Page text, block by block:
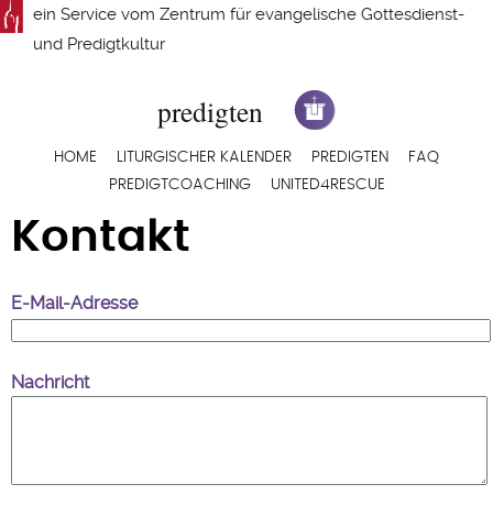
Direkt
zum
ein Service vom Zentrum für evangelische Gottesdienst-
und Predigtkultur
Hauptnavigation
HOME LITURGISCHER KALENDER PREDIGTEN
FAQ
PREDIGTCOACHING
UNITED4RESCUE
Kontakt
E-Mail-Adresse
Nachricht